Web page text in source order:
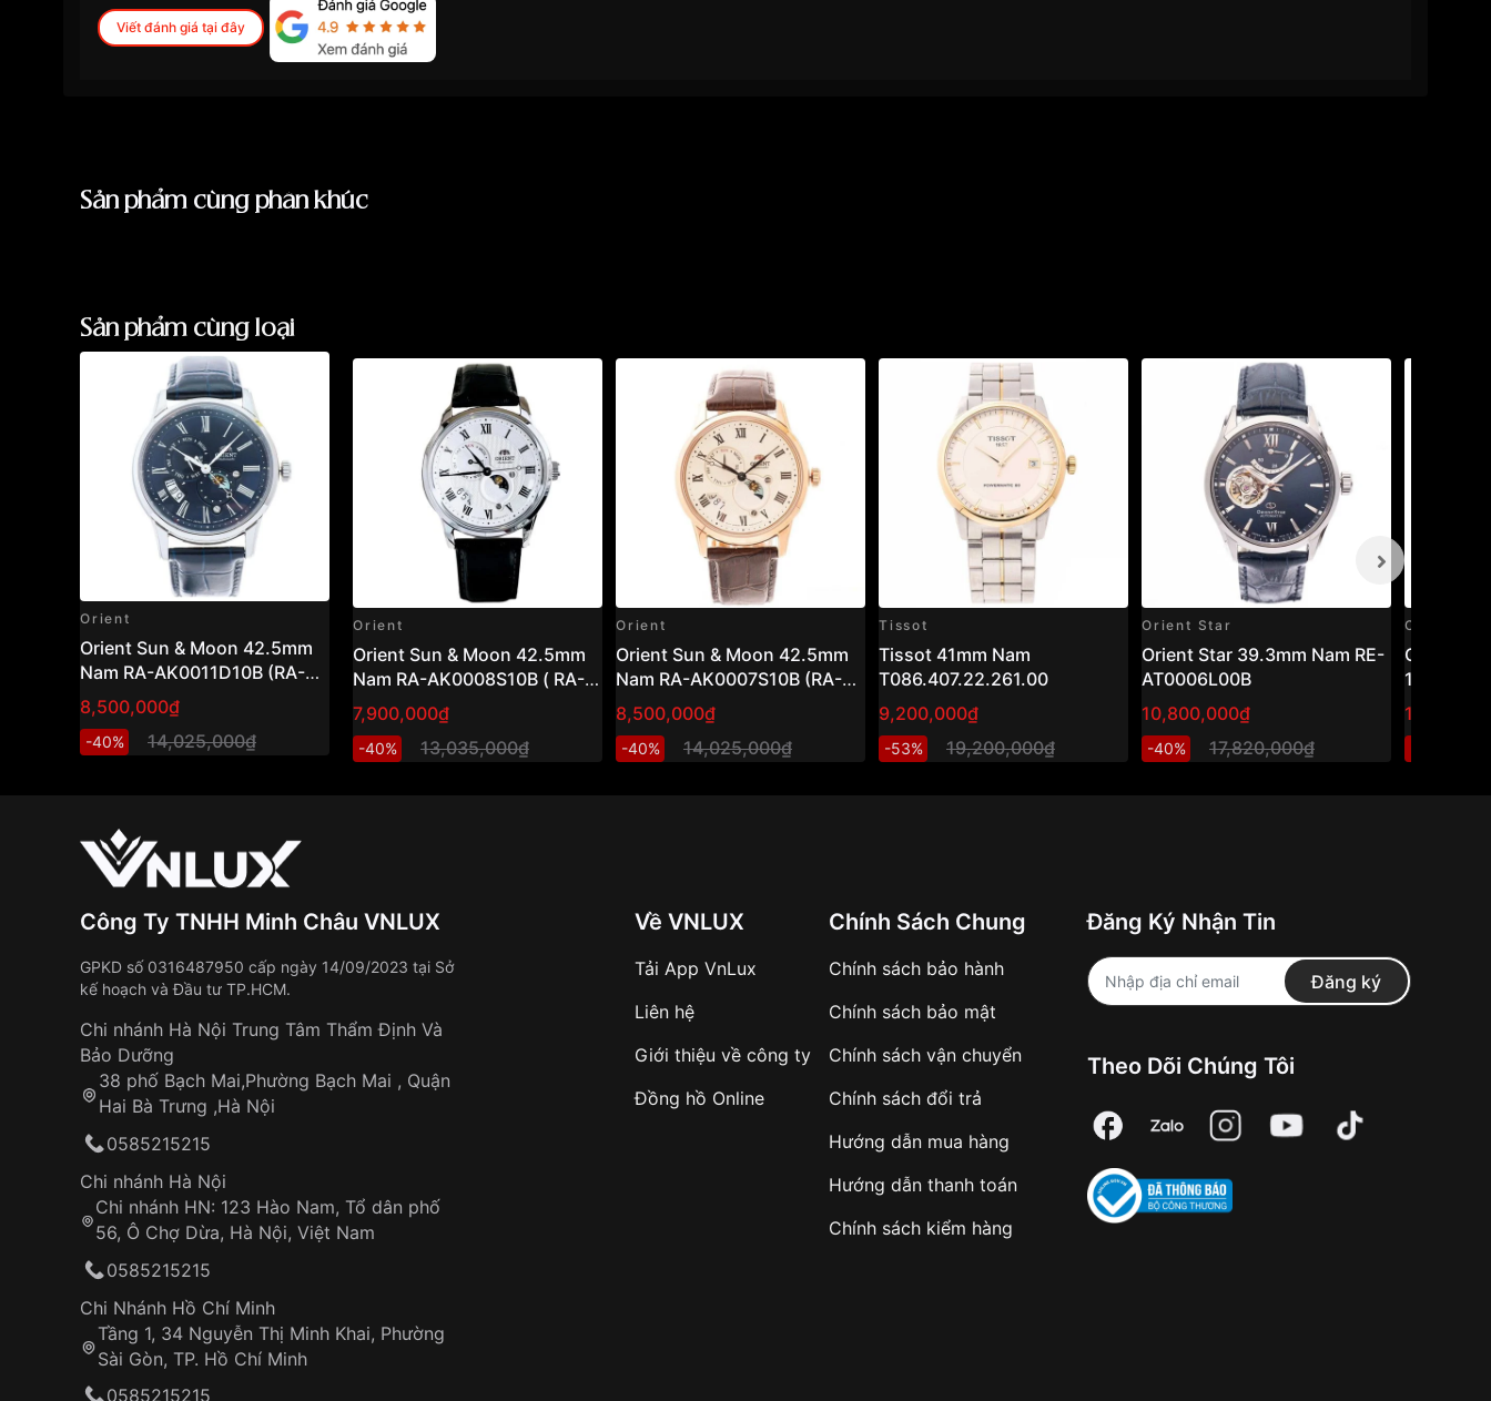
Viết đánh giá tại đây
Sản phẩm cùng phân khúc
Sản phẩm cùng loại
Orient
Orient Sun & Moon 42.5mm
Nam RA-AK0011D10B (RA-
AK0011D30B)
8,500,000₫
-40% 14,025,000₫
Orient
Orient Sun & Moon 42.5mm
Nam RA-AK0008S10B ( RA-
AK0008S30B )
7,900,000₫
-40% 13,035,000₫
Orient
Orient Sun & Moon 42.5mm
Nam RA-AK0007S10B (RA-
AK0007S30B)
8,500,000₫
-40% 14,025,000₫
Tissot
Tissot 41mm Nam
T086.407.22.261.00
9,200,000₫
-53% 19,200,000₫
Orient Star
Orient Star 39.3mm Nam RE-
AT0006L00B
10,800,000₫
-40% 17,820,000₫
Casio
Casio
Công Ty TNHH Minh Châu VNLUX
GPKD số 0316487950 cấp ngày 14/09/2023 tại Sở
kế hoạch và Đầu tư TP.HCM.
Chi nhánh Hà Nội Trung Tâm Thẩm Định Và
Bảo Dưỡng
38 phố Bạch Mai,Phường Bạch Mai , Quận
Hai Bà Trưng ,Hà Nội
0585215215
Chi nhánh Hà Nội
Chi nhánh HN: 123 Hào Nam, Tổ dân phố
56, Ô Chợ Dừa, Hà Nội, Việt Nam
0585215215
Chi Nhánh Hồ Chí Minh
Tầng 1, 34 Nguyễn Thị Minh Khai, Phường
Sài Gòn, TP. Hồ Chí Minh
0585215215
Về VNLUX
Tải App VnLux
Liên hệ
Giới thiệu về công ty
Đồng hồ Online
Chính Sách Chung
Chính sách bảo hành
Chính sách bảo mật
Chính sách vận chuyển
Chính sách đổi trả
Hướng dẫn mua hàng
Hướng dẫn thanh toán
Chính sách kiểm hàng
Đăng Ký Nhận Tin
Đăng ký
Theo Dõi Chúng Tôi